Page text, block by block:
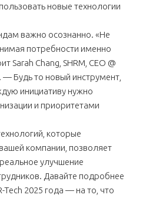
новые технологии
важно осознанно. «Не
потребности именно
Sarah Chang, SHRM, CEO @
Будь то новый инструмент,
инициативу нужно
и приоритетами
которые
компании, позволяет
улучшение
Давайте подробнее
2025 года — на то, что